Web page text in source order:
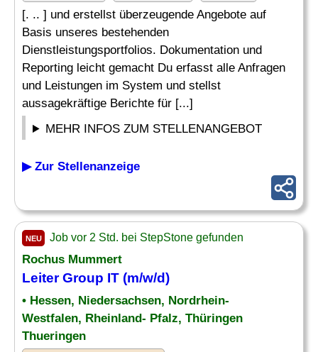
[. .. ] und erstellst überzeugende Angebote auf
Basis unseres bestehenden
Dienstleistungsportfolios. Dokumentation und
Reporting leicht gemacht Du erfasst alle Anfragen
und Leistungen im System und stellst
aussagekräftige Berichte für [...]
MEHR INFOS ZUM STELLENANGEBOT
▶ Zur Stellenanzeige
NEU Job vor 2 Std. bei StepStone gefunden
Rochus Mummert
Leiter Group IT (m/w/d)
• Hessen, Niedersachsen, Nordrhein-
Westfalen, Rheinland- Pfalz, Thüringen
Thueringen